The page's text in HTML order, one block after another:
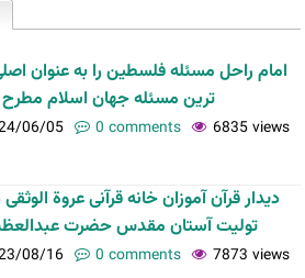
امام راحل مسئله فلسطین را به عنوان
ترین مسئله جهان اسلام مطرح
06/05 0 comments 6835 views
دیدار قرآن آموزان خانه قرآنی عروة ­­الوثقی
تولیت آستان مقدس حضرت
08/16 0 comments 7873 views